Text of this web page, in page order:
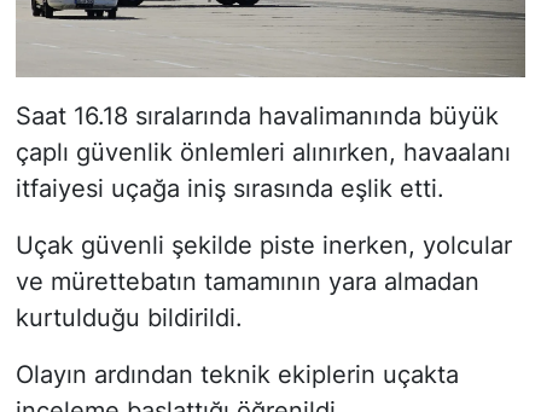
Saat 16.18 sıralarında havalimanında büyük
çaplı güvenlik önlemleri alınırken, havaalanı
itfaiyesi uçağa iniş sırasında eşlik etti.
Uçak güvenli şekilde piste inerken, yolcular
ve mürettebatın tamamının yara almadan
kurtulduğu bildirildi.
Olayın ardından teknik ekiplerin uçakta